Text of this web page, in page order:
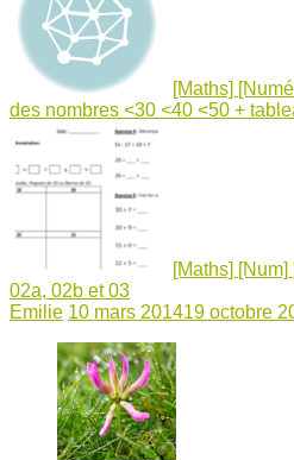
[Maths]
des nombres <30 <40 <50 +
[Maths]
02a, 02b et 03
Emilie 10 mars 201419 octobre